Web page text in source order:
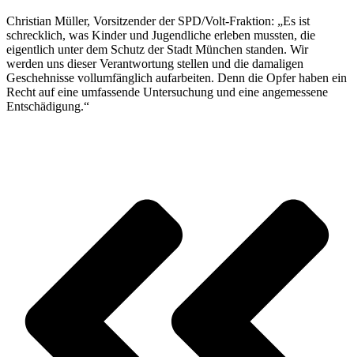
Christian Müller, Vorsitzender der SPD/Volt-Fraktion: „Es ist
schrecklich, was Kinder und Jugendliche erleben mussten, die
eigentlich unter dem Schutz der Stadt München standen. Wir
werden uns dieser Verantwortung stellen und die damaligen
Geschehnisse vollumfänglich aufarbeiten. Denn die Opfer haben ein
Recht auf eine umfassende Untersuchung und eine angemessene
Entschädigung.“